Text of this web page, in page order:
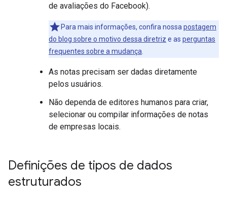
de avaliações do Facebook).
Para mais informações, confira nossa postagem
do blog sobre o motivo dessa diretriz e as perguntas
frequentes sobre a mudança
As notas precisam ser dadas diretamente
pelos usuários.
Não dependa de editores humanos para criar,
selecionar ou compilar informações de notas
de empresas locais.
Definições de tipos de dados
estruturados